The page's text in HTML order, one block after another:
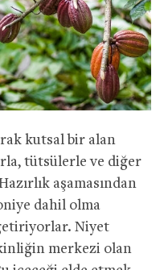
kutsal bir alan
tütsülerle ve diğer
aşamasından
dahil olma
Niyet
merkezi olan